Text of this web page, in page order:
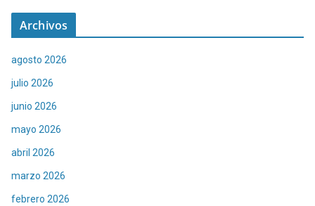
Archivos
agosto 2026
julio 2026
junio 2026
mayo 2026
abril 2026
marzo 2026
febrero 2026